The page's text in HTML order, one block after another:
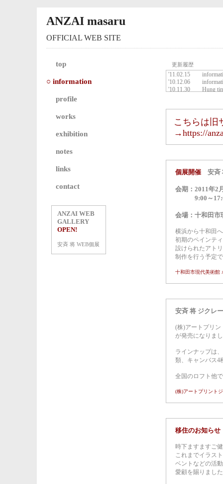
ANZAI masaru
OFFICIAL WEB SITE
top
○ information
profile
works
exhibition
notes
links
contact
ANZAI WEB
GALLERY
OPEN!
安斉 将 WEB個展
更新履歴
こちらは旧
→https://
個展開催 安斉
会期：2011年2
9:00～17:00
会場：十和田市
横浜から十和田
初期のペインテ
設けられたアト
制作を行う予定
十和田市現代美術館
安斉 将 ジクレ
(株)アートプリン
が発売になりま
ラインナップは
類、キャンバス
全国のロフト他
(株)アートプリント
移住のお知らせ
時下ますますご
これまでイラス
ベントなどの活
愛顧を賜りまし